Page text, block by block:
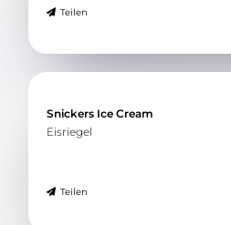
Teilen
Snickers Ice Cream
Eisriegel
Teilen